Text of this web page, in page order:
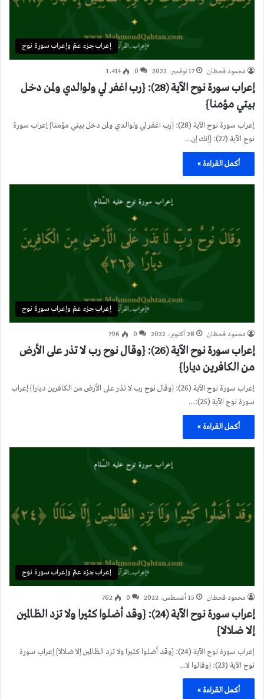
إعراب جزء عمّ وإعراب سورة نوح
محمود قحطان 17 نوفمبر، 2022 0 1٬414
إعراب سورة نوح الآية (28): {رب اغفر لي ولوالدي ولمن دخل
بيتي مؤمنا}
إعراب سورة نوح الآية (28): {رب اغفر لي ولوالدي ولمن دخل بيتي مؤمنا} إعراب سورة
نوح الآية (27): {إنك إن…
أكمل القراءة »
إعراب جزء عمّ وإعراب سورة نوح
محمود قحطان 28 أكتوبر، 2022 0
796
إعراب سورة نوح الآية (26): {وقال نوح رب لا تذر على الأرض
من الكافرين ديارا}
إعراب سورة نوح الآية (26): {وقال نوح رب لا تذر على الأرض من الكافرين ديارا} إعراب
سورة نوح الآية (25):…
أكمل القراءة »
إعراب جزء عمّ وإعراب سورة نوح
محمود قحطان 15 أغسطس، 2022 0
762
إعراب سورة نوح الآية (24): {وقد أضلوا كثيرا ولا تزد الظالمين
إلا ضلالا}
إعراب سورة نوح الآية (24): {وقد أضلوا كثيرا ولا تزد الظالمين إلا ضلالا} إعراب سورة
نوح الآية (23): {وقالوا لا…
أكمل القراءة »